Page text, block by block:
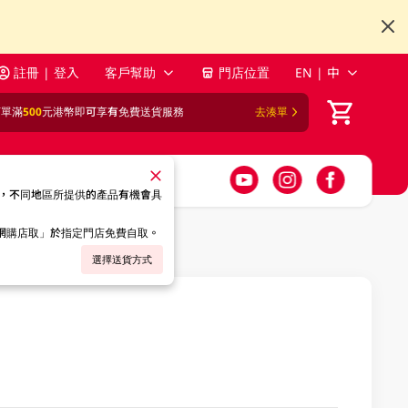
註冊 | 登入 客戶幫助 門店位置 EN | 中
滿500元港幣即可享有免費送貨服務 去湊單
不同地區所提供的產品有機會具
店取」於指定門店免費自取。
選擇送貨方式